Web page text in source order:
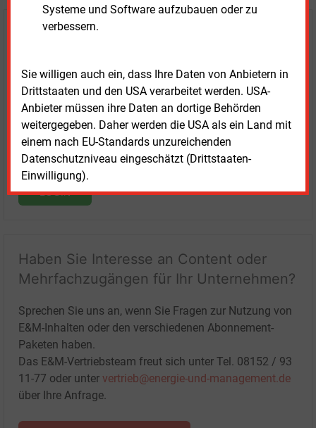
Systeme und Software aufzubauen oder zu
verbessern.
Sie willigen auch ein, dass Ihre Daten von Anbietern in
Drittstaaten und den USA verarbeitet werden. USA-
Anbieter müssen ihre Daten an dortige Behörden
weitergegeben. Daher werden die USA als ein Land mit
einem nach EU-Standards unzureichenden
Datenschutzniveau eingeschätzt (Drittstaaten-
Einwilligung).
Login für Kunden
LOGIN
Haben Sie Interesse an Content oder
Mehrfachzugängen für Ihr Unternehmen?
Sprechen Sie uns an, wenn Sie Fragen zur Nutzung von
E&M-Inhalten oder den verschiedenen Abonnement-
Paketen haben.
Das E&M-Vertriebsteam freut sich unter Tel. 08152 / 93
11-77 oder unter vertrieb@energie-und-management.de
über Ihre Anfrage.